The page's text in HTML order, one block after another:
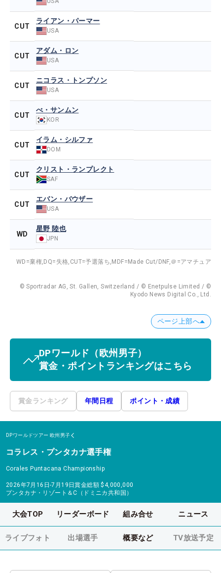
CUT
ライアン・パーマー
USA
CUT
アダム・ロン
USA
CUT
ニコラス・トンプソン
USA
CUT
べ・サンムン
KOR
CUT
イラム・シルファ
DOM
CUT
クリスト・ランプレクト
SAF
CUT
エバン・バウザー
USA
WD
星野 陸也
JPN
WD=棄権, DQ=失格, CUT=予選落ち, MDF=Made Cut/DNF,＠=アマチュア
© Sportradar AG, St. Gallen, Switzerland / © Enetpulse Limited / ©
Kyodo News Digital Co., Ltd.
ページ上部へ
DPワールド （欧州男子）
賞金・ポイントランキングはこちら
賞金ランキング 年間日程 ポイント・成績
DPワールドツアー 欧州男子
コラレス・プンタカナ選手権
Corales Puntacana Championship
2026年7月16日-7月19日賞金総額 $4,000,000
プンタカナ・リゾート＆C（ドミニカ共和国）
大会TOP リーダーボード 組み合せ ニュース
ライブフォト 出場選手 概要など TV放送予定